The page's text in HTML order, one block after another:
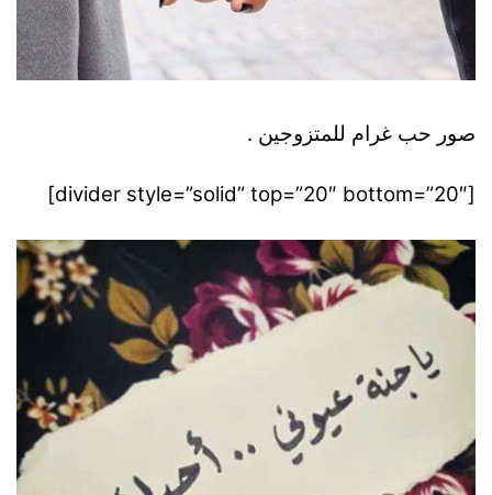
صور حب غرام للمتزوجين .
[divider style=”solid” top=”20″ bottom=”20″]